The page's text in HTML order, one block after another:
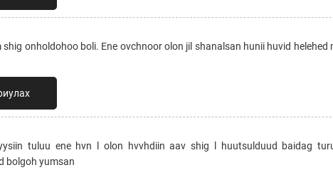
onholdohoo boli. Ene ovchnoor olon jil shanalsan hunii huvid helehed
tuluu ene hvn l olon hvvhdiin aav shig l huutsulduud baidag
bolgoh yumsan